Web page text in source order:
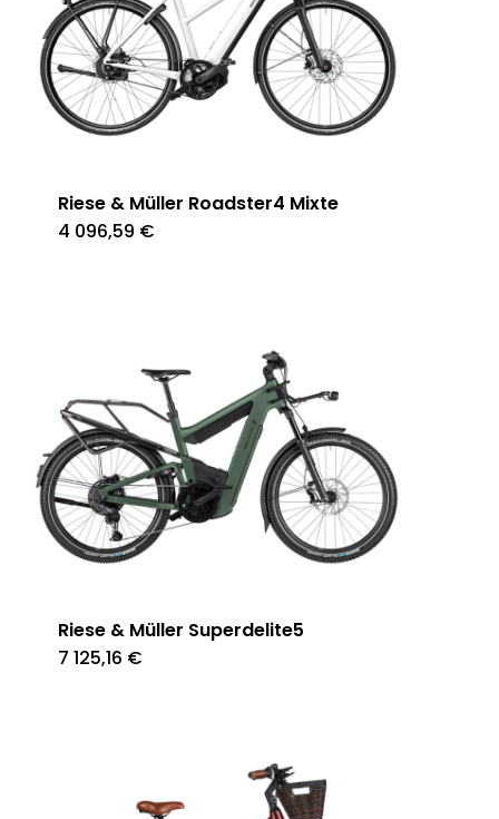
Riese & Müller Roadster4 Mixte
4 096,59 €
Riese & Müller Superdelite5
7 125,16 €